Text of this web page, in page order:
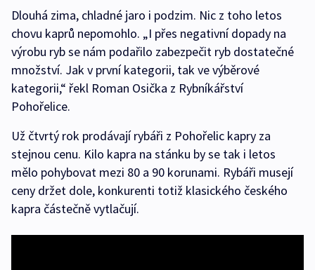
Dlouhá zima, chladné jaro i podzim. Nic z toho letos
chovu kaprů nepomohlo. „I přes negativní dopady na
výrobu ryb se nám podařilo zabezpečit ryb dostatečné
množství. Jak v první kategorii, tak ve výběrové
kategorii,“ řekl Roman Osička z Rybníkářství
Pohořelice.
Už čtvrtý rok prodávají rybáři z Pohořelic kapry za
stejnou cenu. Kilo kapra na stánku by se tak i letos
mělo pohybovat mezi 80 a 90 korunami. Rybáři musejí
ceny držet dole, konkurenti totiž klasického českého
kapra částečně vytlačují.